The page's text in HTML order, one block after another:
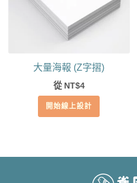
大量海報 (Z字摺)
從 NT$4
開始線上設計